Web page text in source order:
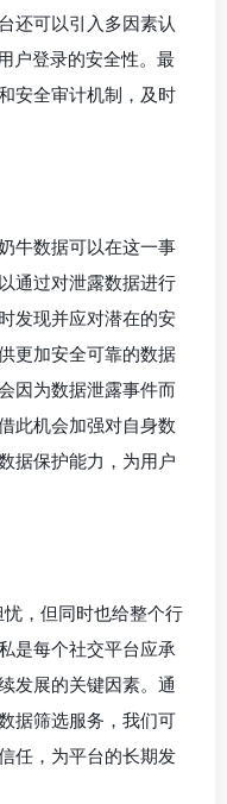
还可以引入多因素认
户登录的安全性。最
安全审计机制，及时
牛数据可以在这一事
通过对泄露数据进行
发现并应对潜在的安
更加安全可靠的数据
因为数据泄露事件而
此机会加强对自身数
据保护能力，为用户
，但同时也给整个行
是每个社交平台应承
发展的关键因素。通
据筛选服务，我们可
任，为平台的长期发